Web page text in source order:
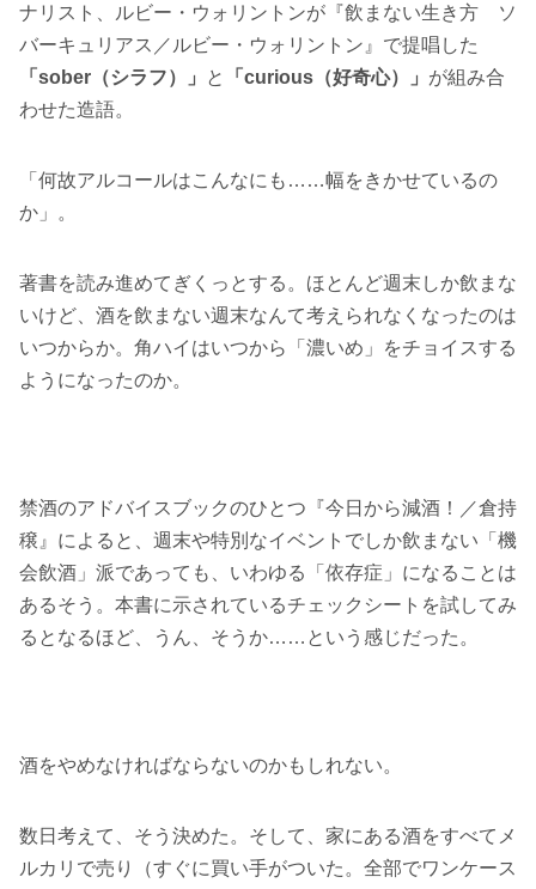
ナリスト、ルビー・ウォリントンが『飲まない生き方 ソ
バーキュリアス／ルビー・ウォリントン』で提唱した
「sober（シラフ）」
と 「curious（好奇心）」 が組み合
わせた造語。
「何故アルコールはこんなにも……幅をきかせているの
か」。
著書を読み進めてぎくっとする。ほとんど週末しか飲まな
いけど、酒を飲まない週末なんて考えられなくなったのは
いつからか。角ハイはいつから「濃いめ」をチョイスする
ようになったのか。
禁酒のアドバイスブックのひとつ『今日から減酒！／倉持
穣』によると、週末や特別なイベントでしか飲まない「機
会飲酒」派であっても、いわゆる「依存症」になることは
あるそう。本書に示されているチェックシートを試してみ
るとなるほど、うん、そうか……という感じだった。
酒をやめなければならないのかもしれない。
数日考えて、そう決めた。そして、家にある酒をすべてメ
ルカリで売り（すぐに買い手がついた。全部でワンケース